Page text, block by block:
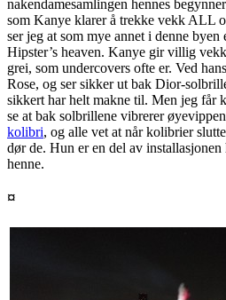
nakendamesamlingen hennes
som Kanye klarer å trekke vekk ALL
ser jeg at som mye annet i denne byen
Hipster’s heaven. Kanye gir villig
grei, som undercovers ofte er. Ved
Rose, og ser sikker ut bak Dior-
sikkert har helt makne til. Men jeg får
se at bak solbrillene vibrerer
kolibri, og alle vet at når kolibrier
dør de. Hun er en del av installasjonen
henne.
¤